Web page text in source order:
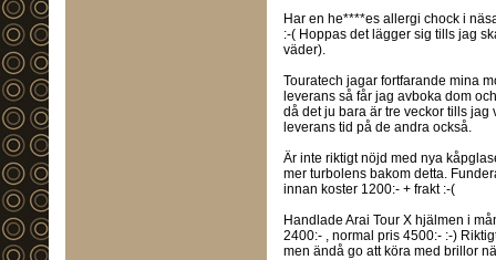
Har en he****es allergi chock i
:-( Hoppas det lägger sig tills jag
väder).
Touratech jagar fortfarande mina
leverans så får jag avboka dom
då det ju bara är tre veckor tills
leverans tid på de andra också.
Är inte riktigt nöjd med nya
mer turbolens bakom detta.
innan koster 1200:- + frakt :-(
Handlade Arai Tour X hjälmen i
2400:- , normal pris 4500:- :-)
men ändå go att köra med brillor